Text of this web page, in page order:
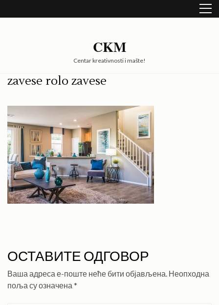
to
CKM
Centar kreativnosti i mašte!
zavese rolo zavese
ОСТАВИТЕ ОДГОВОР
Ваша адреса е-поште неће бити објављена. Неопходна
поља су означена *